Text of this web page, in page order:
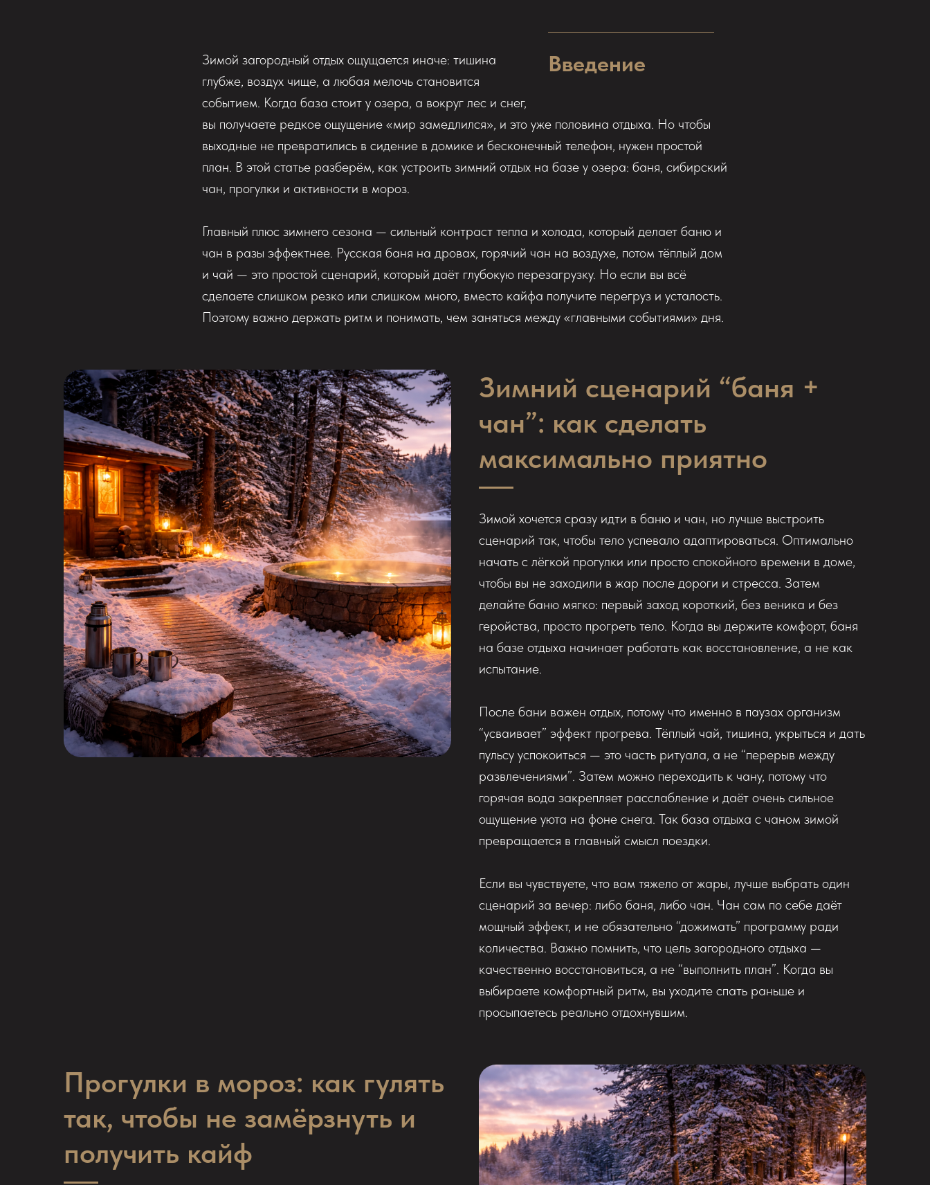
Введение
Зимой загородный отдых ощущается иначе: тишина
глубже, воздух чище, а любая мелочь становится
событием. Когда база стоит у озера, а вокруг лес и снег,
вы получаете редкое ощущение «мир замедлился», и это уже половина отдыха. Но чтобы
выходные не превратились в сидение в домике и бесконечный телефон, нужен простой
план. В этой статье разберём, как устроить зимний отдых на базе у озера: баня, сибирский
чан, прогулки и активности в мороз.
Главный плюс зимнего сезона — сильный контраст тепла и холода, который делает баню и
чан в разы эффектнее. Русская баня на дровах, горячий чан на воздухе, потом тёплый дом
и чай — это простой сценарий, который даёт глубокую перезагрузку. Но если вы всё
сделаете слишком резко или слишком много, вместо кайфа получите перегруз и усталость.
Поэтому важно держать ритм и понимать, чем заняться между «главными событиями» дня.
Зимний сценарий “баня +
чан”: как сделать
максимально приятно
Зимой хочется сразу идти в баню и чан, но лучше выстроить
сценарий так, чтобы тело успевало адаптироваться. Оптимально
начать с лёгкой прогулки или просто спокойного времени в доме,
чтобы вы не заходили в жар после дороги и стресса. Затем
делайте баню мягко: первый заход короткий, без веника и без
геройства, просто прогреть тело. Когда вы держите комфорт, баня
на базе отдыха начинает работать как восстановление, а не как
испытание.
После бани важен отдых, потому что именно в паузах организм
“усваивает” эффект прогрева. Тёплый чай, тишина, укрыться и дать
пульсу успокоиться — это часть ритуала, а не “перерыв между
развлечениями”. Затем можно переходить к чану, потому что
горячая вода закрепляет расслабление и даёт очень сильное
ощущение уюта на фоне снега. Так база отдыха с чаном зимой
превращается в главный смысл поездки.
Если вы чувствуете, что вам тяжело от жары, лучше выбрать один
сценарий за вечер: либо баня, либо чан. Чан сам по себе даёт
мощный эффект, и не обязательно “дожимать” программу ради
количества. Важно помнить, что цель загородного отдыха —
качественно восстановиться, а не “выполнить план”. Когда вы
выбираете комфортный ритм, вы уходите спать раньше и
просыпаетесь реально отдохнувшим.
Прогулки в мороз: как гулять
так, чтобы не замёрзнуть и
получить кайф